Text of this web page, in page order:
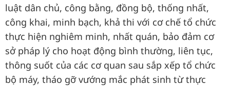
luật dân chủ, công bằng, đồng bộ, thống nhất,
công khai, minh bạch, khả thi với cơ chế tổ chức
thực hiện nghiêm minh, nhất quán, bảo đảm cơ
sở pháp lý cho hoạt động bình thường, liên tục,
thông suốt của các cơ quan sau sắp xếp tổ chức
bộ máy, tháo gỡ vướng mắc phát sinh từ thực